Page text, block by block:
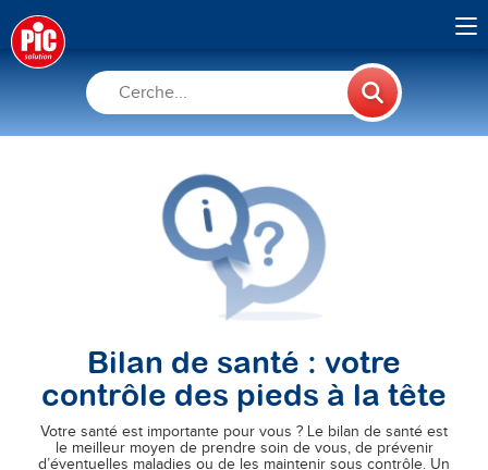
Bilan de santé : votre
contrôle des pieds à la tête
Votre santé est importante pour vous ? Le bilan de santé est
le meilleur moyen de prendre soin de vous, de prévenir
d’éventuelles maladies ou de les maintenir sous contrôle. Un